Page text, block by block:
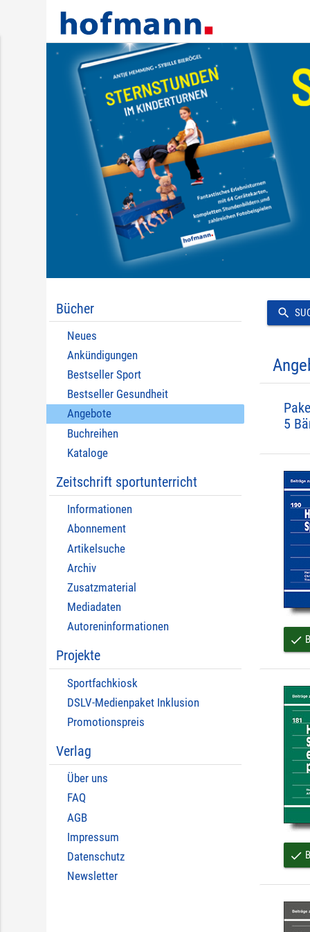
Bücher
Neues
Ankündigungen
Bestseller Sport
Bestseller Gesundheit
Angebote
Buchreihen
Kataloge
Zeitschrift sportunterricht
Informationen
Abonnement
Artikelsuche
Archiv
Zusatzmaterial
Mediadaten
Autoreninformationen
Projekte
Sportfachkiosk
DSLV-Medienpaket Inklusion
Promotionspreis
Verlag
Über uns
FAQ
AGB
Impressum
Datenschutz
Newsletter
search
5
done
done